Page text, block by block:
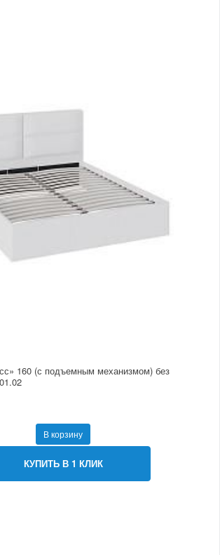
160 (с подъемным механизмом) без
В корзину
КУПИТЬ В 1 КЛИК